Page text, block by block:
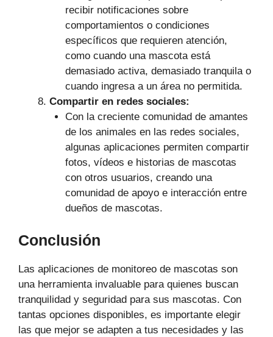
recibir notificaciones sobre
comportamientos o condiciones
específicos que requieren atención,
como cuando una mascota está
demasiado activa, demasiado tranquila o
cuando ingresa a un área no permitida.
Compartir en redes sociales:
Con la creciente comunidad de amantes
de los animales en las redes sociales,
algunas aplicaciones permiten compartir
fotos, vídeos e historias de mascotas
con otros usuarios, creando una
comunidad de apoyo e interacción entre
dueños de mascotas.
Conclusión
Las aplicaciones de monitoreo de mascotas son
una herramienta invaluable para quienes buscan
tranquilidad y seguridad para sus mascotas. Con
tantas opciones disponibles, es importante elegir
las que mejor se adapten a tus necesidades y las